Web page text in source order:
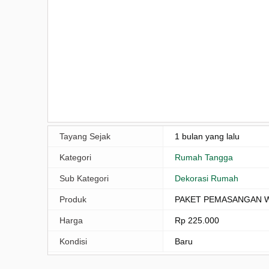
Tayang Sejak 1 bulan yang lalu
Kategori Rumah Tangga
Sub Kategori Dekorasi Rumah
Produk PAKET PEMASANGAN
Harga Rp 225.000
Kondisi Baru